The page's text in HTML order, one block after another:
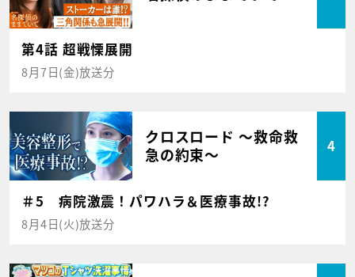
第4話 超戦慄展開
8月7日(金)放送分
クロスロード ～救命救
急の約束～
4
＃5 病院激震！パワハラ＆医療事故!?
8月4日(火)放送分